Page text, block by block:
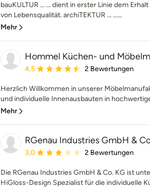
bauKULTUR ... ... dient in erster Linie dem
von Lebensqualität. archiTEKTUR ... ......
Mehr
Hommel Küchen- und
Durchschnittliche Bewertung: 4.5 von 5
4,5 2 Bewertungen
Herzlich Willkommen in unserer
und individuelle Innenausbauten in
Mehr
RGenau Industries GmbH &
Durchschnittliche Bewertung: 3 von 5
3,0 2 Bewertungen
Die RGenau Industries GmbH & Co. KG ist
HiGloss-Design Spezialist für die individuelle